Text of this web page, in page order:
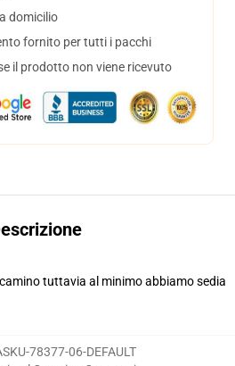
domicilio
fornito per tutti i pacchi
il prodotto non viene ricevuto
tuttavia al minimo abbiamo sedia
78377-06-DEFAULT